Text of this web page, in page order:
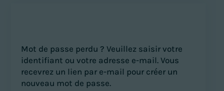
Mot de passe perdu ? Veuillez saisir votre
identifiant ou votre adresse e-mail. Vous
recevrez un lien par e-mail pour créer un
nouveau mot de passe.